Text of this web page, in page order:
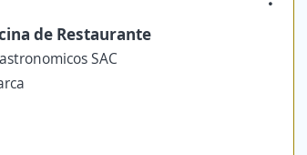
de Restaurante
SAC